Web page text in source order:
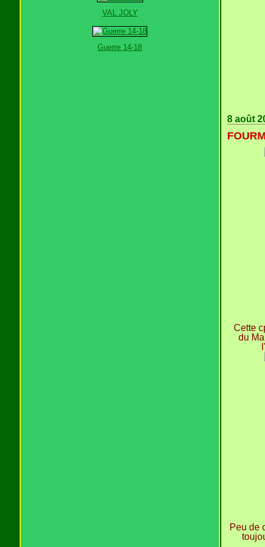
VAL JOLY
Guerre 14-18
8 août
Cette
du
Peu de